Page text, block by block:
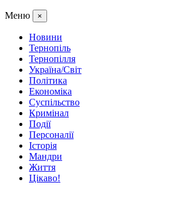
Меню ×
Новини
Тернопіль
Тернопілля
Україна/Світ
Політика
Економіка
Суспільство
Кримінал
Події
Персоналії
Історія
Мандри
Життя
Цікаво!